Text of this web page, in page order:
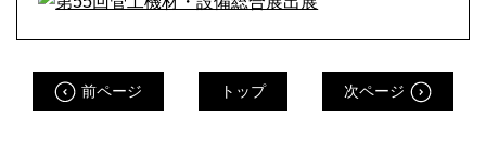
前ページ トップ 次ページ